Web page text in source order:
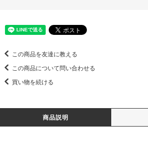
この商品を友達に教える
この商品について問い合わせる
買い物を続ける
商品説明